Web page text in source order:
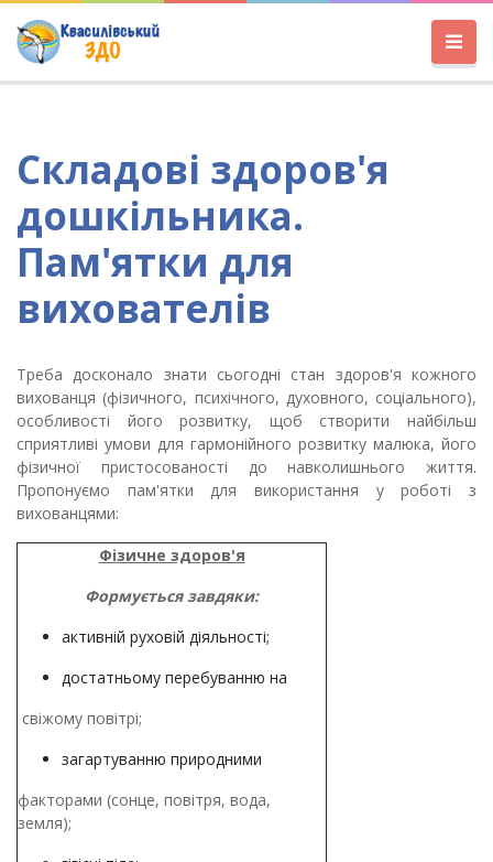
Складові здоров'я
дошкільника.
Пам'ятки для
вихователів
Треба досконало знати сьогодні стан здоров'я кожного
вихованця (фізичного, психічного, духовного, соціального),
особливості його розвитку, щоб створити найбільш
сприятливі умови для гармонійного розвитку малюка, його
фізичної пристосованості до навколишнього життя.
Пропонуємо пам'ятки для використання у роботі з
вихованцями:
Фізичне здоров'я
Формується завдяки:
активній руховій діяльності;
достатньому перебуванню на
свіжому повітрі;
загартуванню природними
факторами (сонце, повітря, вода,
земля);